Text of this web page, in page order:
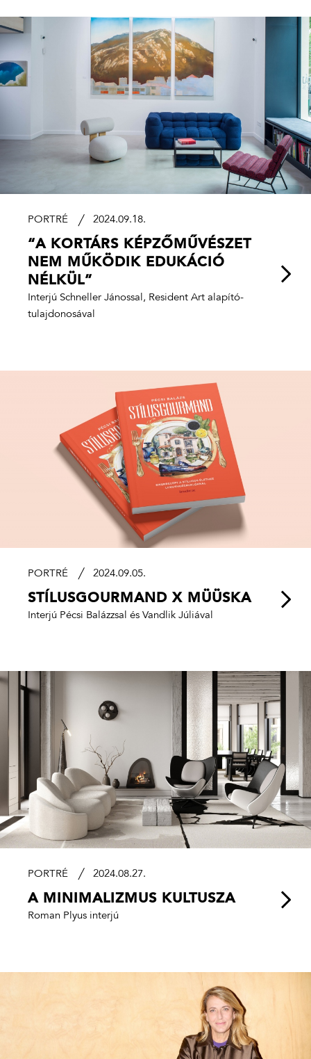
PORTRÉ 2024.09.18.
“A KORTÁRS KÉPZŐMŰVÉSZET
NEM MŰKÖDIK EDUKÁCIÓ
NÉLKÜL”
Interjú Schneller Jánossal, Resident Art alapító-
tulajdonosával
PORTRÉ 2024.09.05.
STÍLUSGOURMAND X MÜÜSKA
Interjú Pécsi Balázzsal és Vandlik Júliával
PORTRÉ 2024.08.27.
A MINIMALIZMUS KULTUSZA
Roman Plyus interjú